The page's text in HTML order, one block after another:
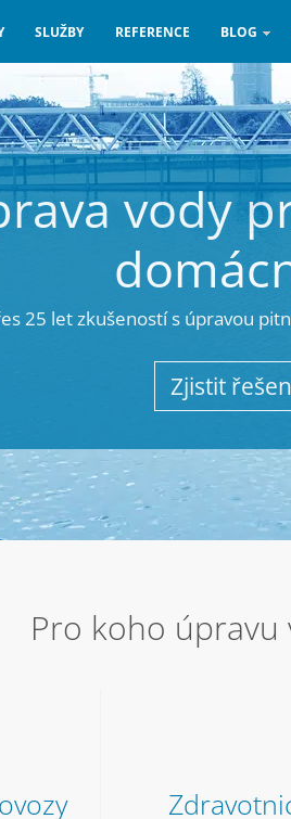
SLUŽBY REFERENCE BLOG
vody
25 let zkušeností s úpravou
Zjistit
Pro koho úpravu